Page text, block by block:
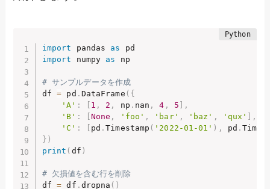
import pandas as
import numpy as np
# サンプルデータを作成
df = pd . DataFrame ( {
'A' : [ 1 , 2 , np . nan , 4 , 5 ] ,
'B' : [None , 'foo' , 'bar' , 'baz' , 'qux' ] ,
'C' : [ pd .Timestamp ( '2022-01-01' ) , pd .
} )
print ( df )
# 欠損値を含む行を削除
df = df . dropna ( )